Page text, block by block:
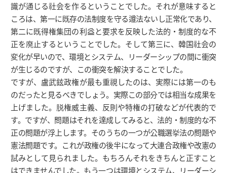
識が通じる社会を作るということでした。それが意味すると
ころは、第一に既存の法制度を守る遵法ないし正常化であり、
第二に既得権集団の利益と要求を反映した法的・制度的な不
正を廃止するということでした。そして第三に、韓国社会の
変化が早いので、環境とシステム、リーダーシップの間に衝突
が生じるのですが、この衝突を解決することでした。
ですが、盧武鉉政権が最も重視したのは、実際には第一のも
のだったと見るべきでしょう。実際この部分では相当な成果を
上げました。脱権威主義、反則や特権の打破などが代表的で
す。ですが、問題はそれを達成してみると、法的・制度的な不
正の問題が浮上します。そのうちの一つが公職選挙法の問題や
憲法問題です。これが政権の後半になって大連合政権や改憲の
試みとして見られました。もちろんそれをきちんと正すこと
はできませんでした。もう一つは環境とシステム、リーダーシ